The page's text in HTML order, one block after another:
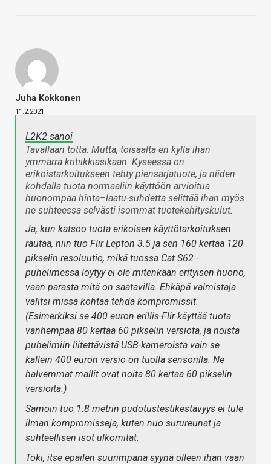
Juha Kokkonen
11.2.2021
L2K2 sanoi
Tavallaan totta. Mutta, toisaalta en kyllä ihan
ymmärrä kritiikkiäsikään. Kyseessä on
erikoistarkoitukseen tehty piensarjatuote, ja niiden
kohdalla tuota normaaliin käyttöön arvioitua
huonompaa hinta–laatu-suhdetta selittää ihan myös
ne suhteessa selvästi isommat tuotekehityskulut.
Ja, kun katsoo tuota erikoisen käyttötarkoituksen
rautaa, niin tuo Flir Lepton 3.5 ja sen 160 kertaa 120
pikselin resoluutio, mikä tuossa Cat S62 -
puhelimessa löytyy ei ole mitenkään erityisen huono,
vaan parasta mitä on saatavilla. Ehkäpä valmistaja
valitsi missä kohtaa tehdä kompromissit.
(Esimerkiksi se 400 euron erillis-Flir käyttää tuota
vanhempaa 80 kertaa 60 pikselin versiota, ja noista
puhelimiin liitettävistä USB-kameroista vain se
kallein 400 euron versio on tuolla sensorilla. Ne
halvemmat mallit ovat noita 80 kertaa 60 pikselin
versioita.)
Samoin tuo 1.8 metrin pudotustestikestävyys ei tule
ilman kompromisseja, kuten nuo surureunat ja
suhteellisen isot ulkomitat.
Toki, itse epäilen suurimpana syynä olleen ihan vaan